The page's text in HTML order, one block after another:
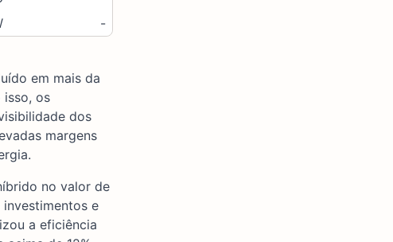
-
em mais da
os
dos
margens
no valor de
e
a eficiência